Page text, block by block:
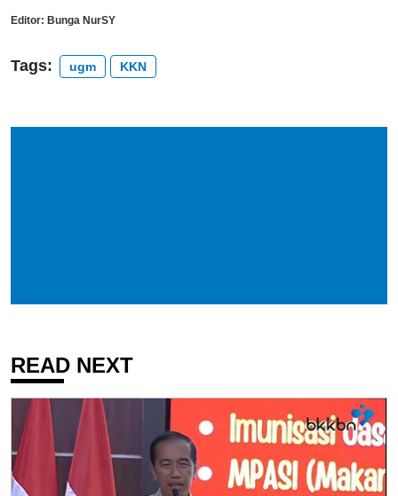
Editor: Bunga NurSY
Tags: ugm KKN
READ NEXT